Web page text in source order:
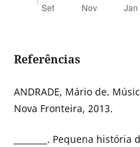
Referências
ANDRADE, Mário de.
Nova Fronteira, 2013.
________. Pequena